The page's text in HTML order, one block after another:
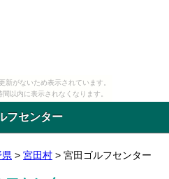
新がないため表示されています。
以内に表示されなくなります。
フセンター
> 宮田村 > 宮田ゴルフセンター